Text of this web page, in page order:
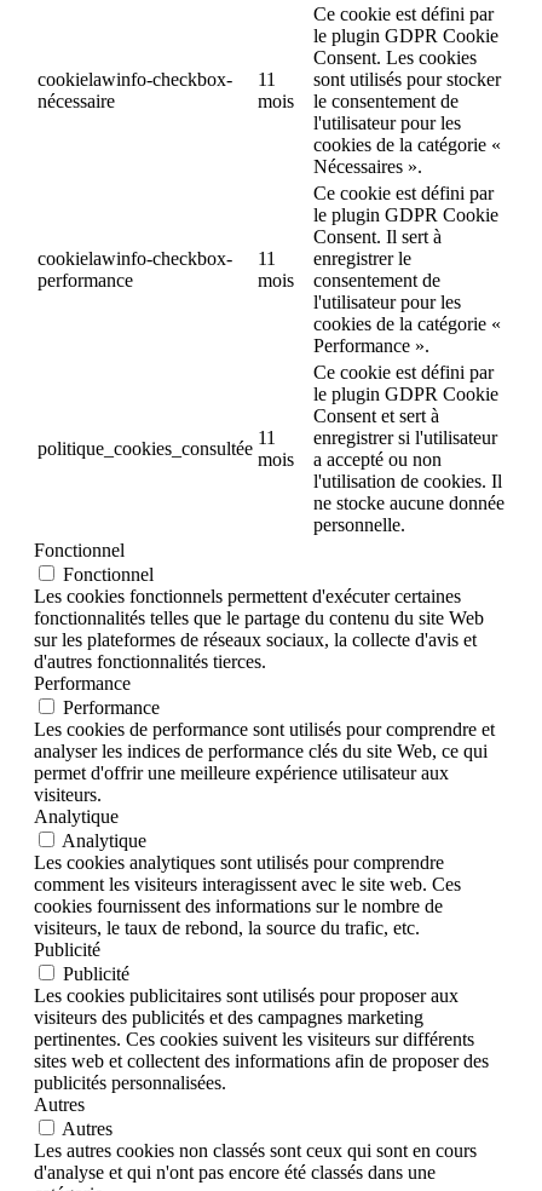
cookielawinfo-checkbox-
nécessaire
11
mois
Ce cookie est défini par
le plugin GDPR Cookie
Consent. Les cookies
sont utilisés pour stocker
le consentement de
l'utilisateur pour les
cookies de la catégorie «
Nécessaires ».
cookielawinfo-checkbox-
performance
11
mois
Ce cookie est défini par
le plugin GDPR Cookie
Consent. Il sert à
enregistrer le
consentement de
l'utilisateur pour les
cookies de la catégorie «
Performance ».
politique_cookies_consultée
11
mois
Ce cookie est défini par
le plugin GDPR Cookie
Consent et sert à
enregistrer si l'utilisateur
a accepté ou non
l'utilisation de cookies. Il
ne stocke aucune donnée
personnelle.
Fonctionnel
Fonctionnel
Les cookies fonctionnels permettent d'exécuter certaines
fonctionnalités telles que le partage du contenu du site Web
sur les plateformes de réseaux sociaux, la collecte d'avis et
d'autres fonctionnalités tierces.
Performance
Performance
Les cookies de performance sont utilisés pour comprendre et
analyser les indices de performance clés du site Web, ce qui
permet d'offrir une meilleure expérience utilisateur aux
visiteurs.
Analytique
Analytique
Les cookies analytiques sont utilisés pour comprendre
comment les visiteurs interagissent avec le site web. Ces
cookies fournissent des informations sur le nombre de
visiteurs, le taux de rebond, la source du trafic, etc.
Publicité
Publicité
Les cookies publicitaires sont utilisés pour proposer aux
visiteurs des publicités et des campagnes marketing
pertinentes. Ces cookies suivent les visiteurs sur différents
sites web et collectent des informations afin de proposer des
publicités personnalisées.
Autres
Autres
Les autres cookies non classés sont ceux qui sont en cours
d'analyse et qui n'ont pas encore été classés dans une